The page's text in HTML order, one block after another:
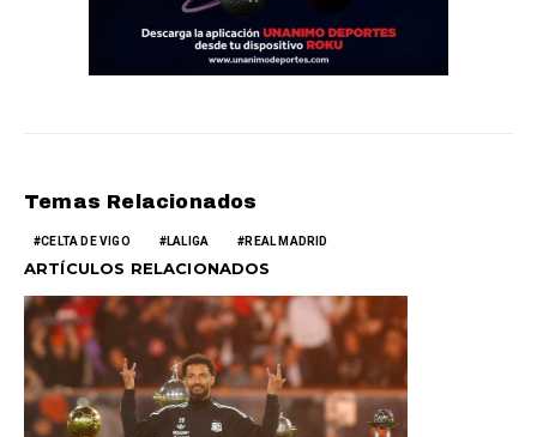
Temas Relacionados
CELTA DE VIGO LALIGA REAL MADRID
ARTÍCULOS RELACIONADOS